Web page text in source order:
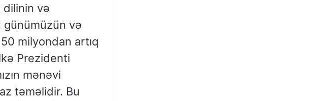
dilinin və
günümüzün və
milyondan artıq
Prezidenti
mənəvi
təməlidir. Bu